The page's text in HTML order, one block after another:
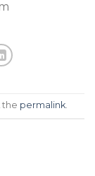
the permalink.